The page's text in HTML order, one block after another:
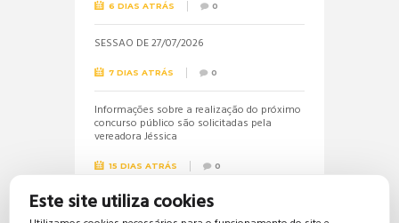
6 DIAS ATRÁS 0
SESSÃO DE 27/07/2026
7 DIAS ATRÁS 0
Informações sobre a realização do próximo
concurso público são solicitadas pela
vereadora Jéssica
15 DIAS ATRÁS 0
Vereadora Jéssica solicita lista dos
beneficiários do Bolsa Família
Este site utiliza cookies